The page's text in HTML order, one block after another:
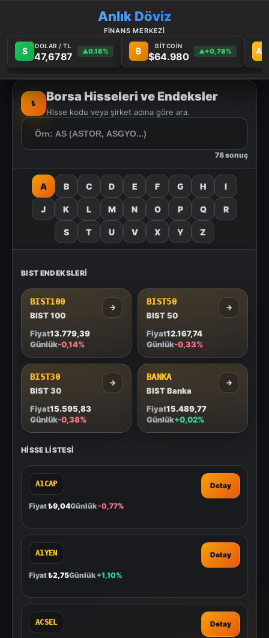
Anlık Döviz
FİNANS MERKEZİ
$ DOLAR / TL
47,6787 ▲0.18% ₿ BİTCOİN
$64.980 ▲+0,78% Au
₺ Borsa Hisseleri ve Endeksler
Hisse kodu veya şirket adına göre ara.
78 sonuç
A B C D E F G H I
J K L M N O P Q R
S T U V X Y Z
BIST ENDEKSLERI
BIST100
BIST 100
Fiyat13.779,39
Günlük-0,14%
→
BIST50
BIST 50
Fiyat12.167,74
Günlük-0,33%
→
BIST30
BIST 30
Fiyat15.595,83
Günlük-0,38%
→
BANKA
BIST Banka
Fiyat15.489,77
Günlük+0,02%
→
HISSE LISTESI
A1CAP
Fiyat₺9,04Günlük-0,77%
Detay
A1YEN
Fiyat₺2,75Günlük +1,10%
Detay
ACSEL Detay